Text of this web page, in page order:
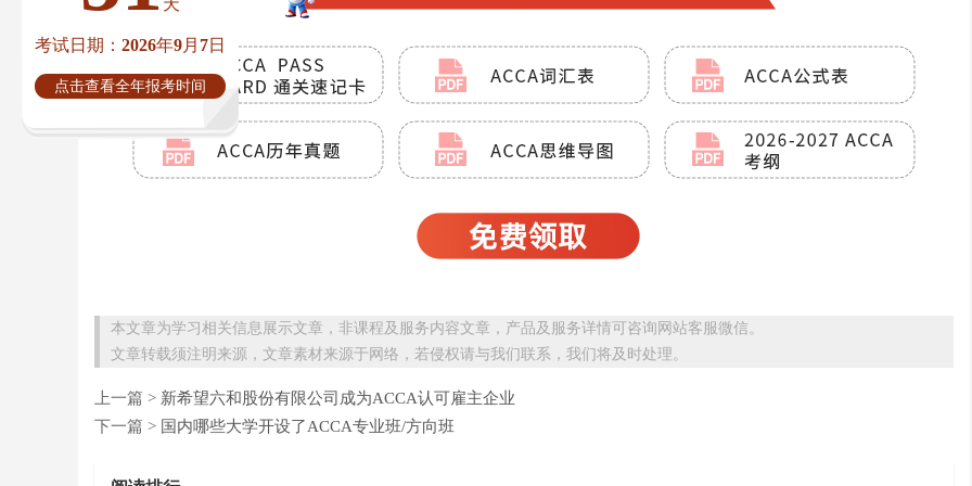
本文章为学习相关信息展示文章，非课程及服务内容文章，产品及服务详情可咨询网站客服微信。
文章转载须注明来源，文章素材来源于网络，若侵权请与我们联系，我们将及时处理。
上一篇 > 新希望六和股份有限公司成为ACCA认可雇主企业
下一篇 > 国内哪些大学开设了ACCA专业班/方向班
天
考试日期：2026年9月7日
点击查看全年报考时间